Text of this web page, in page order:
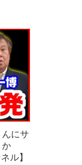
んにサ
か
ル】